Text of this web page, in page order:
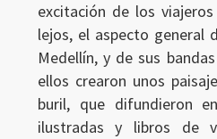
excitación de los
lejos, el aspecto general
Medellín, y de sus
ellos crearon unos
buril, que difundieron
ilustradas y libros de